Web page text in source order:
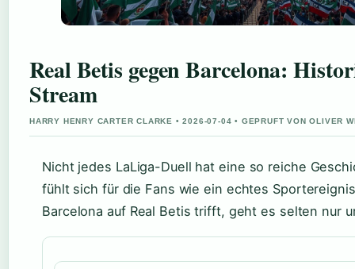
Real Betis gegen Barcelona:
Stream
HARRY HENRY CARTER CLARKE • 2026-07-04 • GEPRUFT VON OLIVER
Nicht jedes LaLiga-Duell hat eine so reiche
fühlt sich für die Fans wie ein echtes
Barcelona auf Real Betis trifft, geht es selten nur